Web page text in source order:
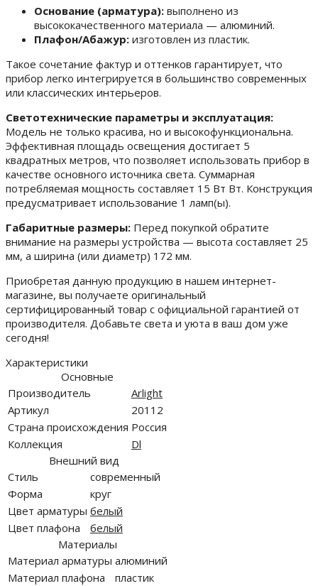
Основание (арматура): выполнено из
высококачественного материала — алюминий.
Плафон/Абажур: изготовлен из пластик.
Такое сочетание фактур и оттенков гарантирует, что
прибор легко интегрируется в большинство современных
или классических интерьеров.
Светотехнические параметры и эксплуатация:
Модель не только красива, но и высокофункциональна.
Эффективная площадь освещения достигает 5
квадратных метров, что позволяет использовать прибор в
качестве основного источника света. Суммарная
потребляемая мощность составляет 15 Вт Вт. Конструкция
предусматривает использование 1 ламп(ы).
Габаритные размеры: Перед покупкой обратите
внимание на размеры устройства — высота составляет 25
мм, а ширина (или диаметр) 172 мм.
Приобретая данную продукцию в нашем интернет-
магазине, вы получаете оригинальный
сертифицированный товар с официальной гарантией от
производителя. Добавьте света и уюта в ваш дом уже
сегодня!
Характеристики
Основные
Производитель
Arlight
Артикул
20112
Страна происхождения Россия
Коллекция
Dl
Внешний вид
Стиль
современный
Форма
круг
Цвет арматуры белый
Цвет плафона
белый
Материалы
Материал арматуры алюминий
Материал плафона
пластик